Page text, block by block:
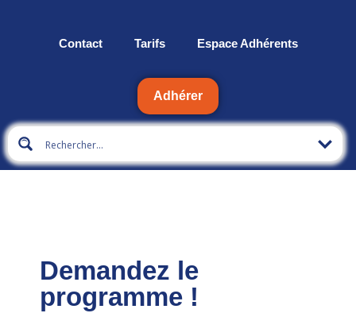
Contact Tarifs Espace Adhérents
Adhérer
Demandez le
programme !